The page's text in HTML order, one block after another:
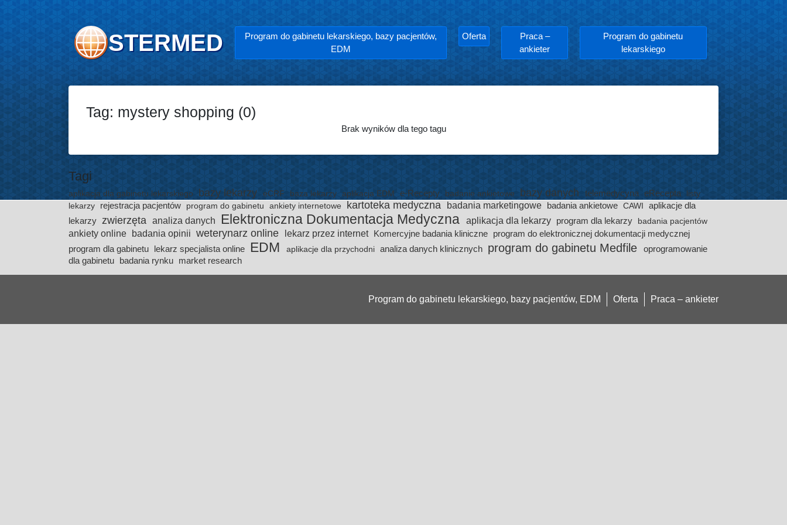
STERMED
Program do gabinetu lekarskiego, bazy pacjentów,
EDM
Oferta
Praca –
ankieter
Program do gabinetu
lekarskiego
Tag: mystery shopping (0)
Brak wyników dla tego tagu
Tagi
aplikacja dla gabinetu lekarskiego bazy lekarzy eCRF baza lekarzy aplikacja EDM e-Recepty badanie ankietowe bazy danych telemedycyna eRecepta
listy
lekarzy
rejestracja pacjentów program do gabinetu ankiety internetowe kartoteka medyczna badania marketingowe badania ankietowe CAWI
aplikacje dla
lekarzy zwierzęta analiza danych Elektroniczna Dokumentacja Medyczna aplikacja dla lekarzy program dla lekarzy badania pacjentów
ankiety online badania opinii weterynarz online lekarz przez internet Komercyjne badania kliniczne program do elektronicznej dokumentacji medycznej
program dla gabinetu lekarz specjalista online EDM aplikacje dla przychodni analiza danych klinicznych program do gabinetu Medfile
oprogramowanie
dla gabinetu badania rynku market research
Program do gabinetu lekarskiego, bazy pacjentów, EDM Oferta Praca – ankieter